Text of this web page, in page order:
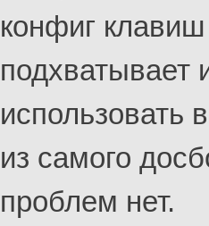
конфиг
подхватывает
использовать
из самого
проблем нет.